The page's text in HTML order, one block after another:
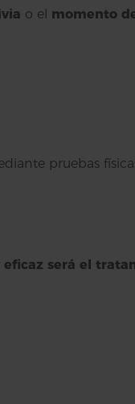
o el momento
pruebas
eficaz será el